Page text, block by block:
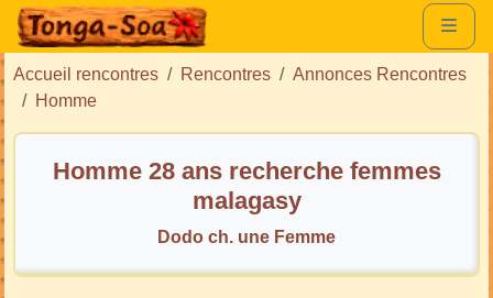
Accueil rencontres Rencontres
Annonces Rencontres
Homme
Homme 28 ans recherche femmes
malagasy
Dodo ch. une Femme